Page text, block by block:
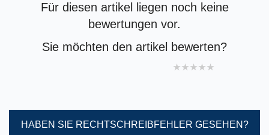
Für diesen artikel liegen noch keine
bewertungen vor.
Sie möchten den artikel bewerten?
4 stars
3 stars
2 stars
1 star
HABEN SIE RECHTSCHREIBFEHLER GESEHEN?